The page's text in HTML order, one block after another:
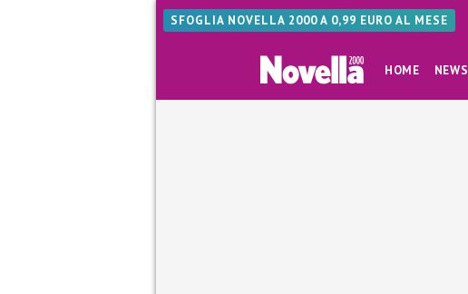
SFOGLIA NOVELLA 2000 A 0,99 EURO AL MESE
HOME NEWS